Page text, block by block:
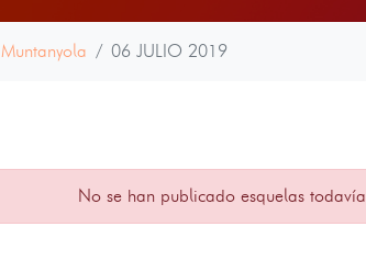
Muntanyola 06 JULIO 2019
No se han publicado esquelas todavía